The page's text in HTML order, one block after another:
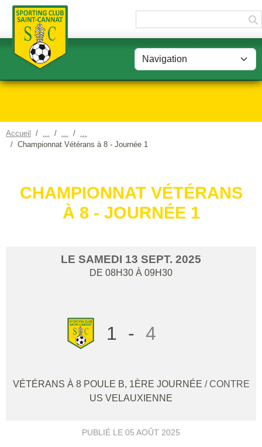
Accueil
Championnat Vétérans à 8 - Journée 1
CHAMPIONNAT VÉTÉRANS
À 8 - JOURNÉE 1
LE SAMEDI 13 SEPT. 2025
DE 08H30 À 09H30
1 - 4
VÉTÉRANS À 8 POULE B, 1ÈRE JOURNÉE / CONTRE
US VELAUXIENNE
PUBLIÉ LE 05 AOÛT 2025
Panneau de gestion des cookies